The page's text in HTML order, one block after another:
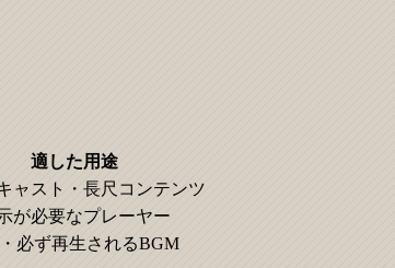
適した用途
ャスト・長尺コンテンツ
が必要なプレーヤー
必ず再生されるBGM